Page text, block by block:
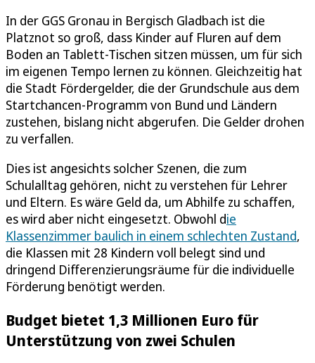
In der GGS Gronau in Bergisch Gladbach ist die
Platznot so groß, dass Kinder auf Fluren auf dem
Boden an Tablett-Tischen sitzen müssen, um für sich
im eigenen Tempo lernen zu können. Gleichzeitig hat
die Stadt Fördergelder, die der Grundschule aus dem
Startchancen-Programm von Bund und Ländern
zustehen, bislang nicht abgerufen. Die Gelder drohen
zu verfallen.
Dies ist angesichts solcher Szenen, die zum
Schulalltag gehören, nicht zu verstehen für Lehrer
und Eltern. Es wäre Geld da, um Abhilfe zu schaffen,
es wird aber nicht eingesetzt. Obwohl die
Klassenzimmer baulich in einem schlechten Zustand,
die Klassen mit 28 Kindern voll belegt sind und
dringend Differenzierungsräume für die individuelle
Förderung benötigt werden.
Budget bietet 1,3 Millionen Euro für
Unterstützung von zwei Schulen